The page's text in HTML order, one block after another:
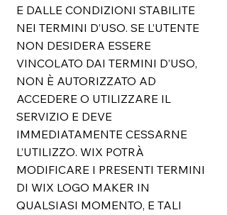
E DALLE CONDIZIONI STABILITE
NEI TERMINI D’USO. SE L’UTENTE
NON DESIDERA ESSERE
VINCOLATO DAI TERMINI D’USO,
NON È AUTORIZZATO AD
ACCEDERE O UTILIZZARE IL
SERVIZIO E DEVE
IMMEDIATAMENTE CESSARNE
L’UTILIZZO. WIX POTRÀ
MODIFICARE I PRESENTI TERMINI
DI WIX LOGO MAKER IN
QUALSIASI MOMENTO, E TALI